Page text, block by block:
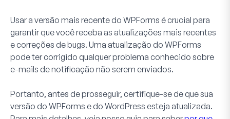
Usar a versão mais recente do WPForms é crucial para
garantir que você receba as atualizações mais recentes
e correções de bugs. Uma atualização do WPForms
pode ter corrigido qualquer problema conhecido sobre
e-mails de notificação não serem enviados.
Portanto, antes de prosseguir, certifique-se de que sua
versão do WPForms e do WordPress esteja atualizada.